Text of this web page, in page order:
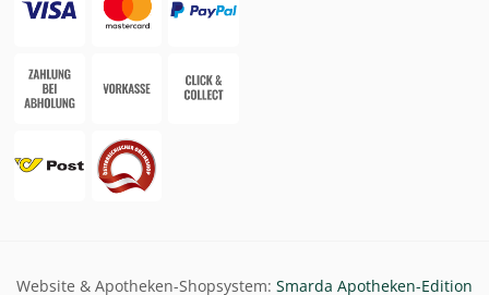
Website & Apotheken-Shopsystem: Smarda Apotheken-Edition